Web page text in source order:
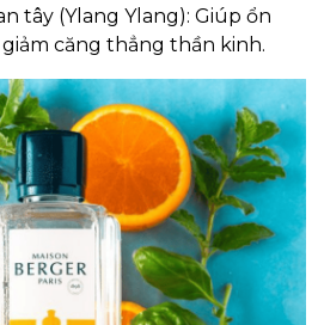
tây (Ylang Ylang): Giúp ổn
căng thẳng thần kinh.